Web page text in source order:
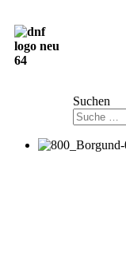
Suchen